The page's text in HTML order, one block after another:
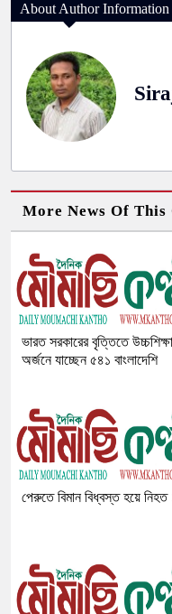
About Author Information
More News Of This
ভারত সরকারের বৃত্তিতে উচ্চশিক্ষা
অর্জনে যাচ্ছেন ৫৪১ বাংলাদেশি
পেরুতে বিমান বিধ্বস্ত হয়ে